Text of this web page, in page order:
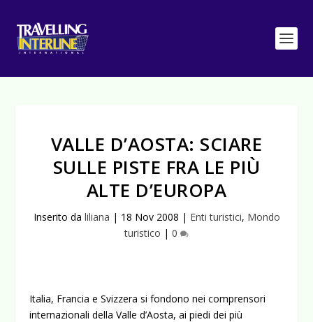
VALLE D’AOSTA: SCIARE
SULLE PISTE FRA LE PIÙ
ALTE D’EUROPA
Inserito da liliana | 18 Nov 2008 | Enti turistici, Mondo
turistico | 0
Italia, Francia e Svizzera si fondono nei comprensori
internazionali della Valle d’Aosta, ai piedi dei più